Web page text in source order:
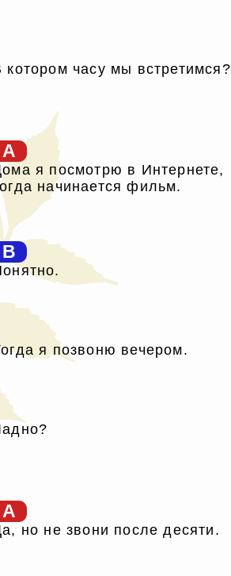
котором часу мы встретимся?
A
я посмотрю в Интернете,
начинается фильм.
B
я позвоню вечером.
A
но не звони после десяти.